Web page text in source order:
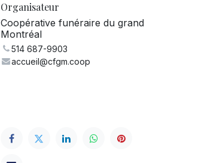
Organisateur
Coopérative funéraire du grand
Montréal
514 687-9903
accueil@cfgm.coop